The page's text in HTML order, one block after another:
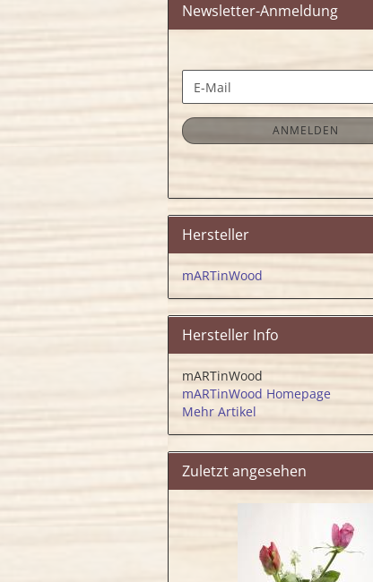
Newsletter-Anmeldung
WEITER
ZUR
NEWSLETTER-
ANMELDUNG
E-
Mail
ANMELDEN
Hersteller
mARTinWood
Hersteller Info
mARTinWood
mARTinWood Homepage
Mehr Artikel
Zuletzt angesehen